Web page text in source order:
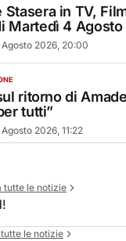
Stasera in TV,
Martedì 4
2026, 20:00
ritorno di
tutti”
2026, 11:22
tutte le notizie
le notizie